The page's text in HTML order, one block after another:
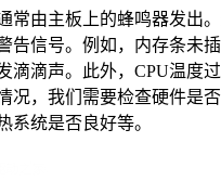
常由主板上的蜂鸣器发出
告信号。例如，内存条未
滴滴声。此外，CPU温度
况，我们需要检查硬件是
系统是否良好等。